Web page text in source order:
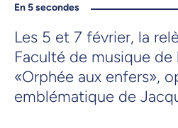
En 5 secondes
Les 5 et 7 février, la
Faculté de musique de
«Orphée aux enfers»,
emblématique de